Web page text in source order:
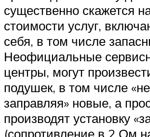
существенно скажется
стоимости услуг,
себя, в том числе
Неофициальные
центры, могут
подушек, в том числе «не
заправляя» новые, а
производят установку
(сопротивление в 2 Ом